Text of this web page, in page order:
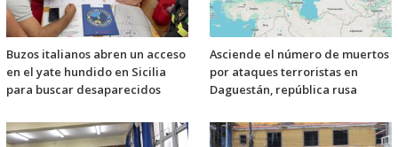
Buzos italianos abren un acceso
en el yate hundido en Sicilia
para buscar desaparecidos
Asciende el número de muertos
por ataques terroristas en
Daguestán, república rusa